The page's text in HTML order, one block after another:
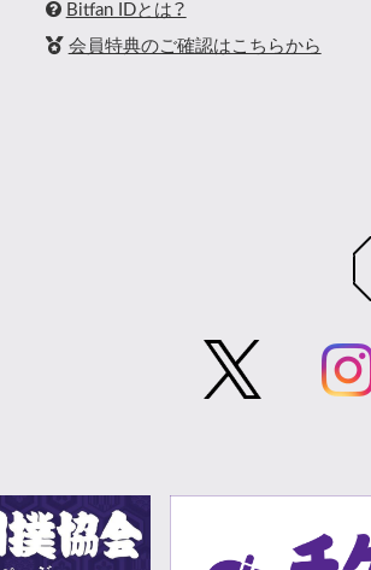
Bitfan IDとは？
会員特典のご確認はこちらから